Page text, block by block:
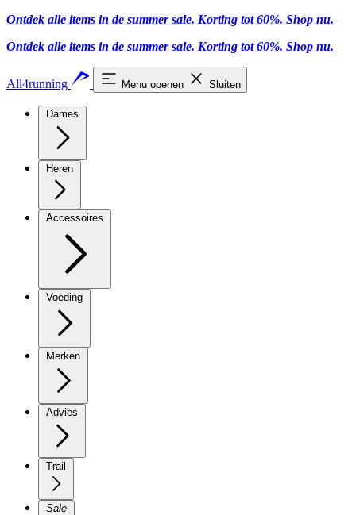
Ontdek alle items in de summer sale. Korting tot 60%. Shop nu.
Ontdek alle items in de summer sale. Korting tot 60%. Shop nu.
All4running Menu openen Sluiten
Dames
Heren
Accessoires
Voeding
Merken
Advies
Trail
Sale